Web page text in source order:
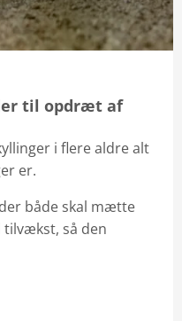
til opdræt af
i flere aldre alt
er.
både skal mætte
tilvækst, så den